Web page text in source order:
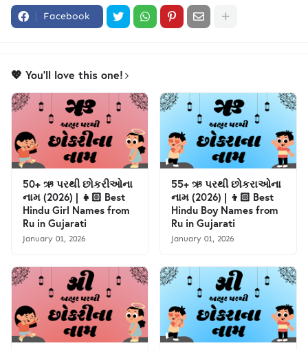
Facebook
💖 You'll love this one!
50+ ઋ પરથી છોકરીઓના
નામ (2026) | 👧🏻 Best
Hindu Girl Names from
Ru in Gujarati
January 01, 2026
55+ ઋ પરથી છોકરાઓના
નામ (2026) | 👦🏻 Best
Hindu Boy Names from
Ru in Gujarati
January 01, 2026